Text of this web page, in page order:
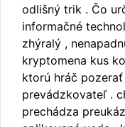
odlišný trik . Čo
informačné
zhýralý ,
kryptomena kus
ktorú hráč
prevádzkovateľ .
prechádza